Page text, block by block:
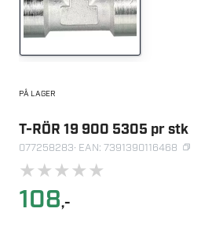
PÅ LAGER
T-RÖR 19 900 5305 pr stk
077258283· EAN: 7391390116468
★★★★★
108,-